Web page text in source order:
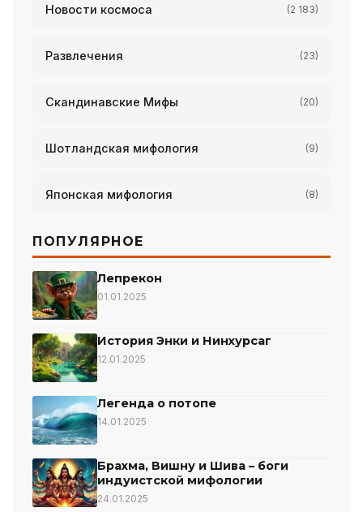
Новости космоса (2 183)
Развлечения (23)
Скандинавские Мифы (20)
Шотландская мифология (9)
Японская мифология (8)
ПОПУЛЯРНОЕ
Лепрекон
01.01.2025
История Энки и Нинхурсаг
12.01.2025
Легенда о потопе
14.01.2025
Брахма, Вишну и Шива – боги
индуистской мифологии
24.01.2025